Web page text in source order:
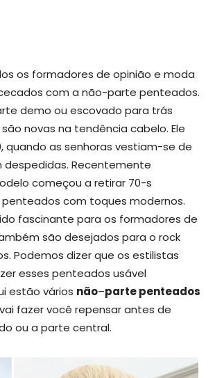
os formadores de opinião e moda
com a não-parte penteados.
demo ou escovado para trás
novas na tendência cabelo. Ele
quando as senhoras vestiam-se de
Recentemente
começou a retirar 70-s
com toques modernos.
fascinante para os formadores de
são desejados para o rock
Podemos dizer que os estilistas
esses penteados usável
estão vários não–parte penteados
fazer você repensar antes de
ou a parte central.